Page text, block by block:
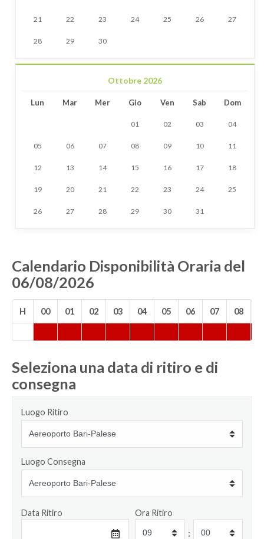
21 22 23 24 25 26 27
28 29 30
Ottobre 2026
Lun Mar Mer Gio Ven Sab Dom
01 02 03 04
05 06 07 08 09 10 11
12 13 14 15 16 17 18
19 20 21 22 23 24 25
26 27 28 29 30 31
Calendario Disponibilità Oraria del
06/08/2026
H 00 01 02 03 04 05 06 07 08
Seleziona una data di ritiro e di
consegna
Luogo Ritiro
Luogo Consegna
Data Ritiro Ora Ritiro
: